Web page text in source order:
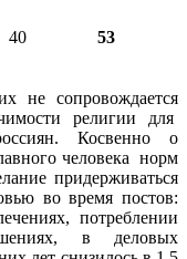
40 53
не сопровождается
религии для
Косвенно о
человека норм
придерживаться
во время постов:
потреблении
в деловых